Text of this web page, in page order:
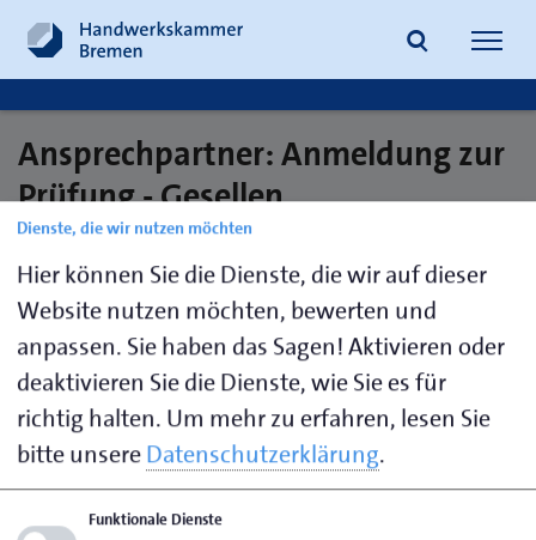
Suche
Ansprechpartner: Anmeldung zur
Prüfung - Gesellen
Pusch,
Evelyn
0421 30500-
133
gesellenpruefung@hwk-
bremen.de
Seite empfehlen
Seiteaktualisiert am 08. Juni 2017
Dienste, die wir nutzen möchten
Hier können Sie die Dienste, die wir auf dieser
Website nutzen möchten, bewerten und
anpassen. Sie haben das Sagen! Aktivieren oder
deaktivieren Sie die Dienste, wie Sie es für
richtig halten. Um mehr zu erfahren, lesen Sie
bitte unsereDatenschutzerklärung.
Funktionale Dienste